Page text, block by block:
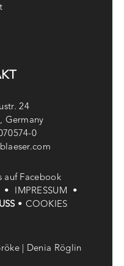
24
Germany
0
auf Facebook
• IMPRESSUM •
• COOKIES
| Denia Röglin